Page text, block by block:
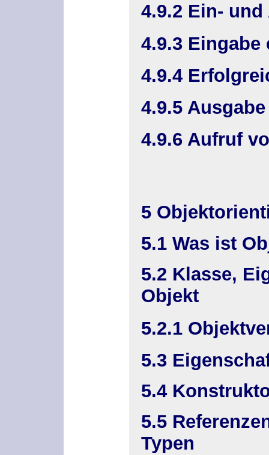
4.9.2 Ein-
4.9.3 Eingabe
4.9.4
4.9.5
4.9.6 Aufruf
5
5.1 Was ist
5.2 Klasse,
Objekt
5.2.1
5.3
5.4
5.5
Typen